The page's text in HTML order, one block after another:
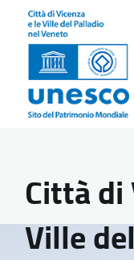
Città di
Ville